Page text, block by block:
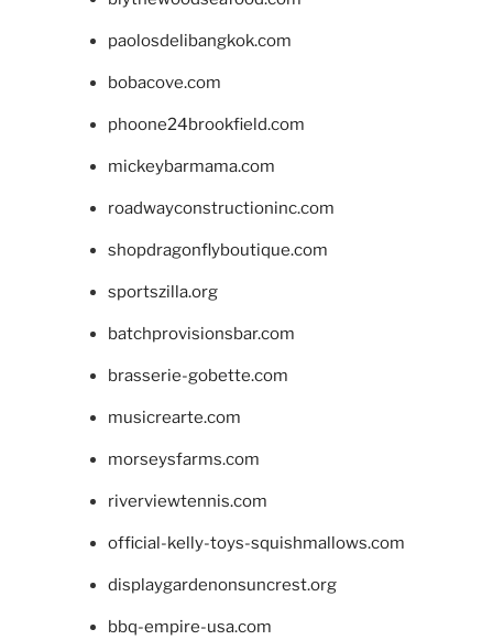
paolosdelibangkok.com
bobacove.com
phoone24brookfield.com
mickeybarmama.com
roadwayconstructioninc.com
shopdragonflyboutique.com
sportszilla.org
batchprovisionsbar.com
brasserie-gobette.com
musicrearte.com
morseysfarms.com
riverviewtennis.com
official-kelly-toys-squishmallows.com
displaygardenonsuncrest.org
bbq-empire-usa.com